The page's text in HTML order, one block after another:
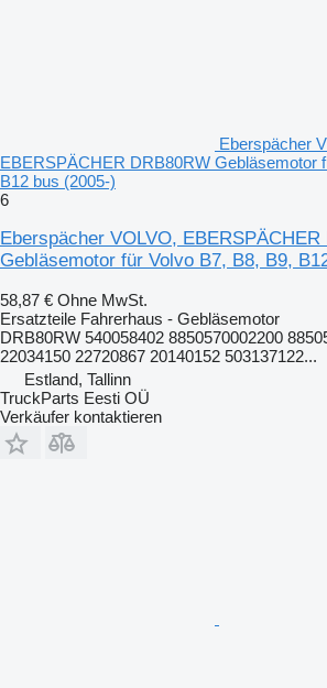
Eberspächer
EBERSPÄCHER DRB80RW Gebläsemotor
B12 bus (2005-)
6
Eberspächer VOLVO, EBERSPÄCHER
Gebläsemotor für Volvo B7, B8, B9,
58,87 € Ohne MwSt.
Ersatzteile Fahrerhaus - Gebläsemotor
DRB80RW 540058402 8850570002200
22034150 22720867 20140152 503137122...
Estland, Tallinn
TruckParts Eesti OÜ
Verkäufer kontaktieren